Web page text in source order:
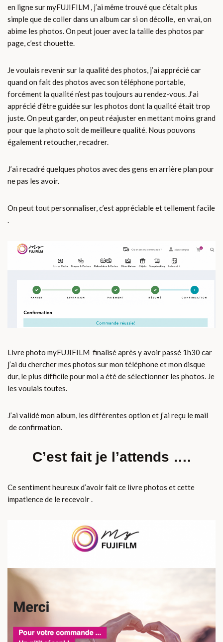
en ligne sur myFUJIFILM , j’ai même trouvé que c’était plus
simple que de coller dans un album car si on décolle, en vrai, on
abime les photos. On peut jouer avec la taille des photos par
page, c’est chouette.
Je voulais revenir sur la qualité des photos, j’ai apprécié car
quand on fait des photos avec son téléphone portable,
forcément la qualité n’est pas toujours au rendez-vous. J’ai
apprécié d’être guidée sur les photos dont la qualité était trop
juste. On peut garder, on peut réajuster en mettant moins grand
pour que la photo soit de meilleure qualité. Nous pouvons
également retoucher, recadrer.
J’ai recadré quelques photos avec des gens en arrière plan pour
ne pas les avoir.
On peut tout personnaliser, c’est appréciable et tellement facile
.
Livre photo myFUJIFILM finalisé après y avoir passé 1h30 car
j’ai du chercher mes photos sur mon téléphone et mon disque
dur, le plus difficile pour moi a été de sélectionner les photos. Je
les voulais toutes.
J’ai validé mon album, les différentes option et j’ai reçu le mail
de confirmation.
C’est fait je l’attends ….
Ce sentiment heureux d’avoir fait ce livre photos et cette
impatience de le recevoir .